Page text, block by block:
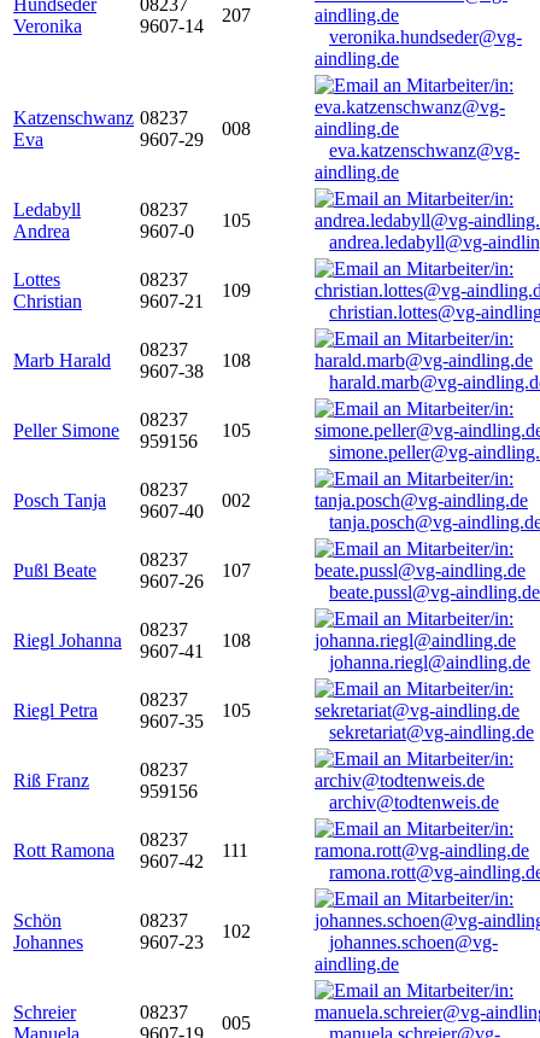
Hundseder
Veronika
08237
9607-14
207
veronika.hundseder@vg-
aindling.de
Katzenschwanz
Eva
08237
9607-29
008
eva.katzenschwanz@vg-
aindling.de
Ledabyll
Andrea
08237
9607-0
105
andrea.ledabyll@vg-
Lottes
Christian
08237
9607-21
109
christian.lottes@vg-
Marb Harald
08237
9607-38
108
harald.marb@vg-
Peller Simone
08237
959156
105
simone.peller@vg-
Posch Tanja
08237
9607-40
002
tanja.posch@vg-
Pußl Beate
08237
9607-26
107
beate.pussl@vg-aindling.de
Riegl Johanna
08237
9607-41
108
johanna.riegl@aindling.de
Riegl Petra
08237
9607-35
105
sekretariat@vg-aindling.de
Riß Franz
08237
959156
archiv@todtenweis.de
Rott Ramona
08237
9607-42
111
ramona.rott@vg-
Schön
Johannes
08237
9607-23
102
johannes.schoen@vg-
aindling.de
Schreier
08237
005